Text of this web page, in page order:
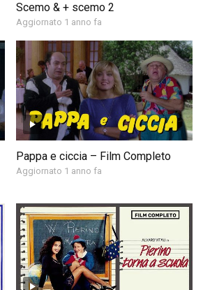
Scemo & + scemo 2
Aggiornato 1 anno fa
Pappa e ciccia – Film Completo
Aggiornato 1 anno fa